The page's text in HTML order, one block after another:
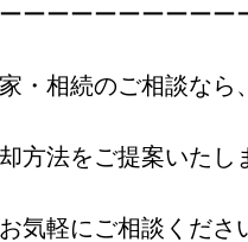
ーーーーーーーーー
・相続のご相談なら
方法をご提案いたし
気軽にご相談くださ